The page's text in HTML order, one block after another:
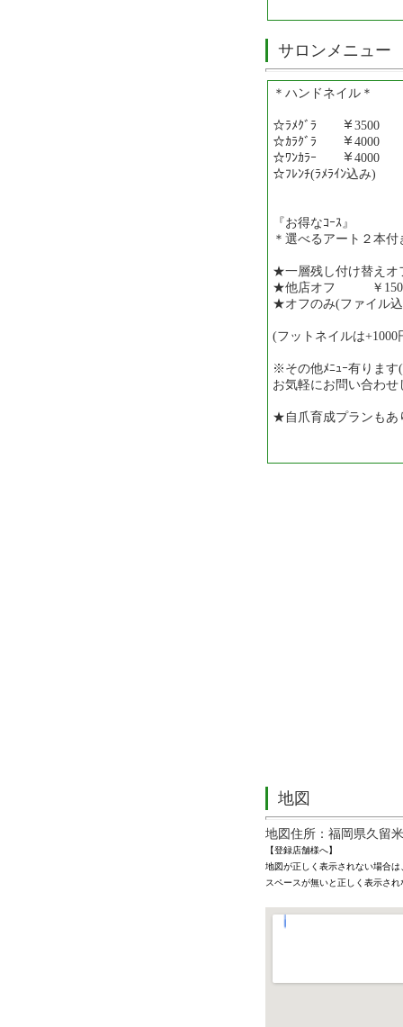
サロンメニュー
＊ハンドネイル＊
☆ﾗﾒｸﾞﾗ ￥3500
☆ｶﾗｸﾞﾗ ￥4000
☆ﾜﾝｶﾗｰ ￥4000
☆ﾌﾚﾝﾁ(ﾗﾒﾗｲﾝ込み)
『お得なｺｰｽ』
＊選べるアート２本
★一層残し付け替えオ
★他店オフ ￥
★オフのみ(ファイル込
(フットネイルは+1000
※その他ﾒﾆｭｰ有りま
お気軽にお問い合わ
★自爪育成プランもあ
地図
地図住所：福岡県久留
【登録店舗様へ】
地図が正しく表示されない場合
スペースが無いと正しく表示さ